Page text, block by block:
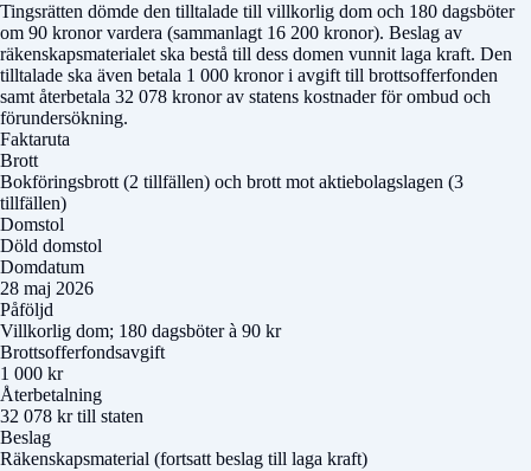
Tingsrätten dömde den tilltalade till villkorlig dom och 180 dagsböter
om 90 kronor vardera (sammanlagt 16 200 kronor). Beslag av
räkenskapsmaterialet ska bestå till dess domen vunnit laga kraft. Den
tilltalade ska även betala 1 000 kronor i avgift till brottsofferfonden
samt återbetala 32 078 kronor av statens kostnader för ombud och
förundersökning.
Faktaruta
Brott
Bokföringsbrott (2 tillfällen) och brott mot aktiebolagslagen (3
tillfällen)
Domstol
Döld domstol
Domdatum
28 maj 2026
Påföljd
Villkorlig dom; 180 dagsböter à 90 kr
Brottsofferfondsavgift
1 000 kr
Återbetalning
32 078 kr till staten
Beslag
Räkenskapsmaterial (fortsatt beslag till laga kraft)